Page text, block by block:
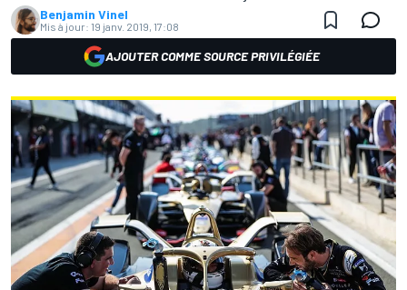
Benjamin Vinel
Mis à jour: 19 janv. 2019, 17:08
AJOUTER COMME SOURCE PRIVILÉGIÉE